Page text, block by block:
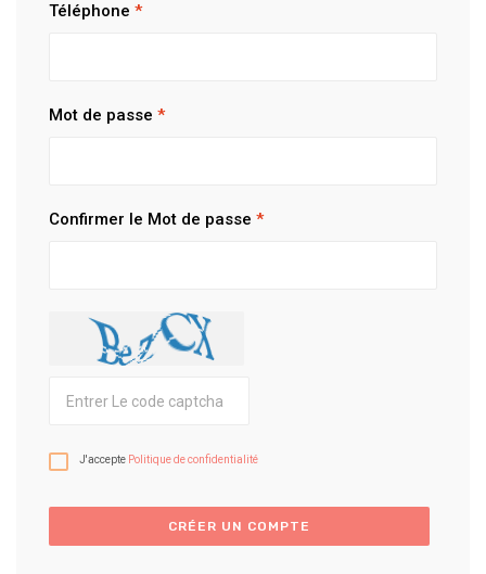
Téléphone *
Mot de passe *
Confirmer le Mot de passe *
J'accepte Politique de confidentialité
CRÉER UN COMPTE